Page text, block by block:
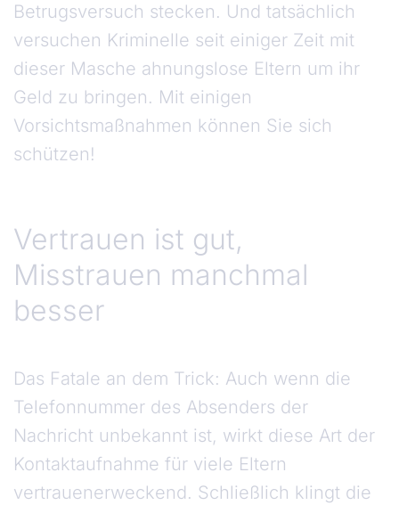
Betrugsversuch stecken. Und tatsächlich
versuchen Kriminelle seit einiger Zeit mit
dieser Masche ahnungslose Eltern um ihr
Geld zu bringen. Mit einigen
Vorsichtsmaßnahmen können Sie sich
schützen!
Vertrauen ist gut,
Misstrauen manchmal
besser
Das Fatale an dem Trick: Auch wenn die
Telefonnummer des Absenders der
Nachricht unbekannt ist, wirkt diese Art der
Kontaktaufnahme für viele Eltern
vertrauenerweckend. Schließlich klingt die